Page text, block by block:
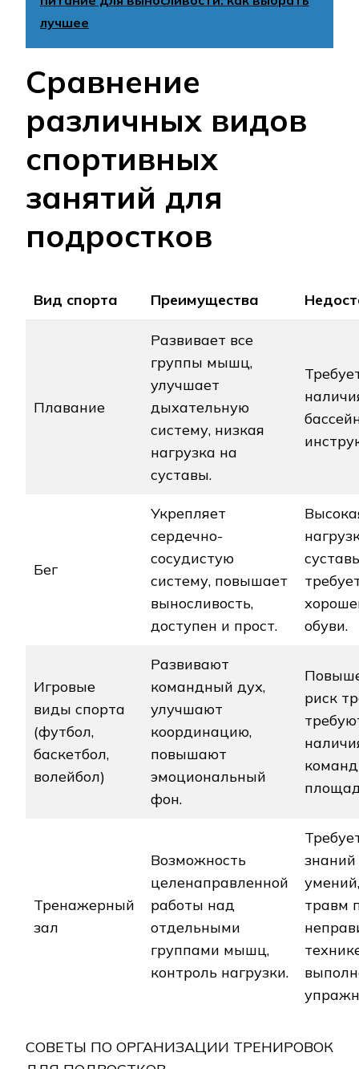
лучшее
Сравнение
различных видов
спортивных
занятий для
подростков
Вид спорта Преимущества
Плавание
Развивает все
группы мышц‚
улучшает
дыхательную
систему‚ низкая
нагрузка на
суставы.
Бег
Укрепляет
сердечно-
сосудистую
систему‚ повышает
выносливость‚
доступен и прост.
обуви.
Игровые
виды спорта
(футбол‚
баскетбол‚
волейбол)
Развивают
командный дух‚
улучшают
координацию‚
повышают
эмоциональный
фон.
риск
Тренажерный
зал
Возможность
целенаправленной
работы над
отдельными
группами мышц‚
контроль нагрузки.
знаний
травм
СОВЕТЫ ПО ОРГАНИЗАЦИИ ТРЕНИРОВОК